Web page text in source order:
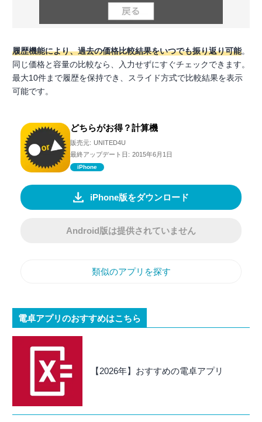
履歴機能により、過去の価格比較結果をいつでも振り返り可能。
同じ価格と容量の比較なら、入力せずにすぐチェックできます。
最大10件まで履歴を保持でき、スライド方式で比較結果を表示
可能です。
どちらがお得？計算機
販売元: UNITED4U
最終アップデート日: 2015年6月1日
iPhone
iPhone版をダウンロード
Android版は提供されていません
類似のアプリを探す
電卓アプリのおすすめはこちら
【2026年】おすすめの電卓アプリ